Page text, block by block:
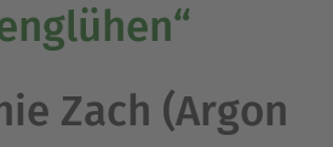
Zach (Argon